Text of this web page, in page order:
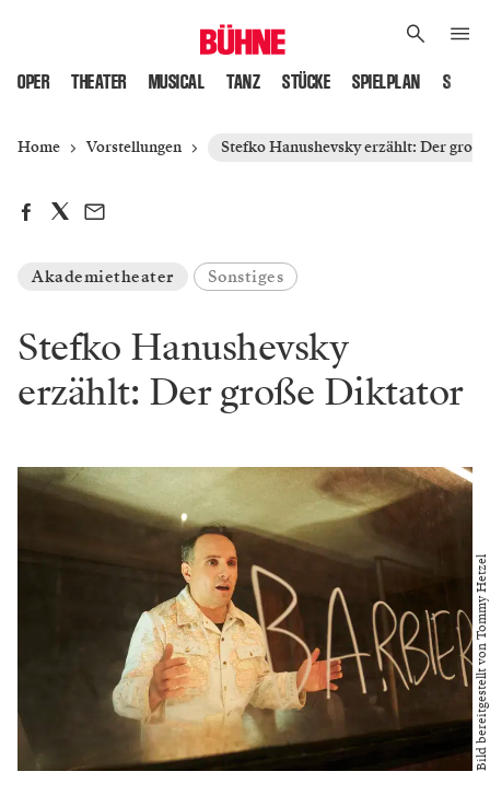
OPER THEATER MUSICAL TANZ STÜCKE SPIELPLAN
Home Vorstellungen Stefko Hanushevsky erzählt: Der
Akademietheater Sonstiges
Stefko Hanushevsky
erzählt: Der große Diktator
Bild bereitgestellt von Tommy Hetzel